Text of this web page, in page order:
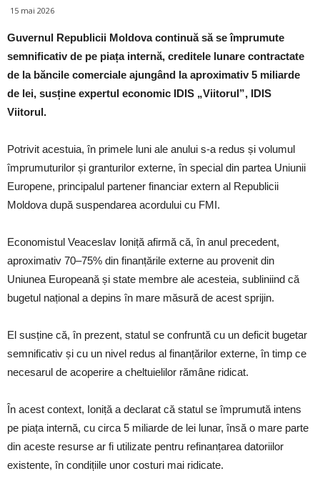
15 mai 2026
Guvernul Republicii Moldova continuă să se împrumute
semnificativ de pe piața internă, creditele lunare contractate
de la băncile comerciale ajungând la aproximativ 5 miliarde
de lei, susține expertul economic IDIS „Viitorul”, IDIS
Viitorul.
Potrivit acestuia, în primele luni ale anului s-a redus și volumul
împrumuturilor și granturilor externe, în special din partea Uniunii
Europene, principalul partener financiar extern al Republicii
Moldova după suspendarea acordului cu FMI.
Economistul Veaceslav Ioniță afirmă că, în anul precedent,
aproximativ 70–75% din finanțările externe au provenit din
Uniunea Europeană și state membre ale acesteia, subliniind că
bugetul național a depins în mare măsură de acest sprijin.
El susține că, în prezent, statul se confruntă cu un deficit bugetar
semnificativ și cu un nivel redus al finanțărilor externe, în timp ce
necesarul de acoperire a cheltuielilor rămâne ridicat.
În acest context, Ioniță a declarat că statul se împrumută intens
pe piața internă, cu circa 5 miliarde de lei lunar, însă o mare parte
din aceste resurse ar fi utilizate pentru refinanțarea datoriilor
existente, în condițiile unor costuri mai ridicate.